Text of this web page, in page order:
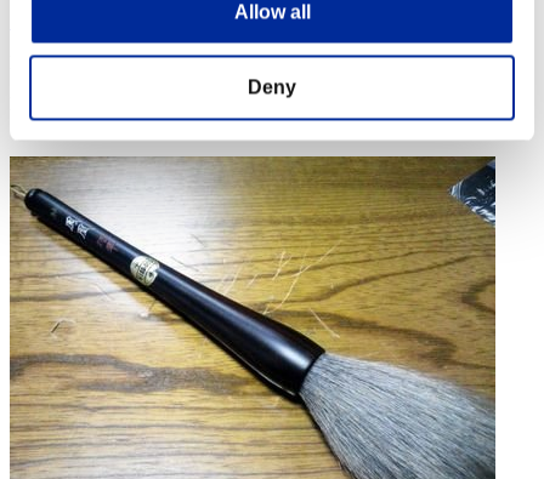
Allow all
Deny
"Weekend Survivor KINGS"
Puntos:Lv:1/07'26"43
4